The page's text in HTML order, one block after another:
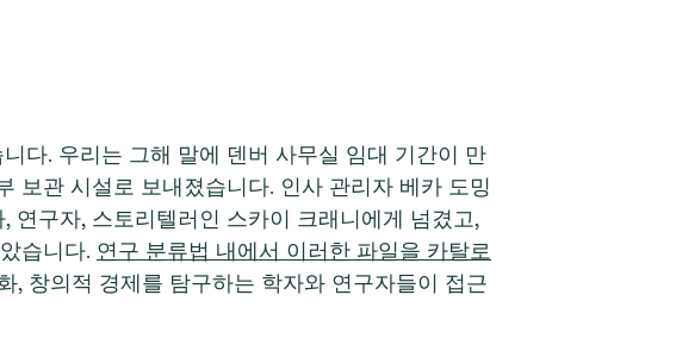
다. 우리는 그해 말에 덴버 사무실 임대 기간이 만
보관 시설로 보내졌습니다. 인사 관리자 베카 도밍
연구자, 스토리텔러인 스카이 크래니에게 넘겼고,
습니다. 연구 분류법 내에서 이러한 파일을 카탈로
, 창의적 경제를 탐구하는 학자와 연구자들이 접근